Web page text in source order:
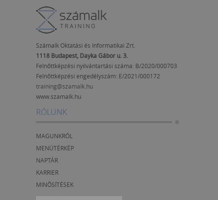
Számalk Oktatási és Informatikai Zrt.
1118 Budapest, Dayka Gábor u. 3.
Felnőttképzési nyilvántartási száma: B/2020/000703
Felnőttképzési engedélyszám: E/2021/000172
training@szamalk.hu
www.szamalk.hu
RÓLUNK
MAGUNKRÓL
MENÜTÉRKÉP
NAPTÁR
KARRIER
MINŐSÍTÉSEK